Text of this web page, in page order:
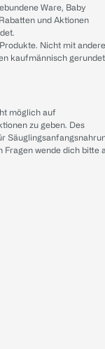
Ware, Baby
und Aktionen
Nicht mit
kaufmännisch
möglich auf
zu geben. Des
Fragen wende dich bitte